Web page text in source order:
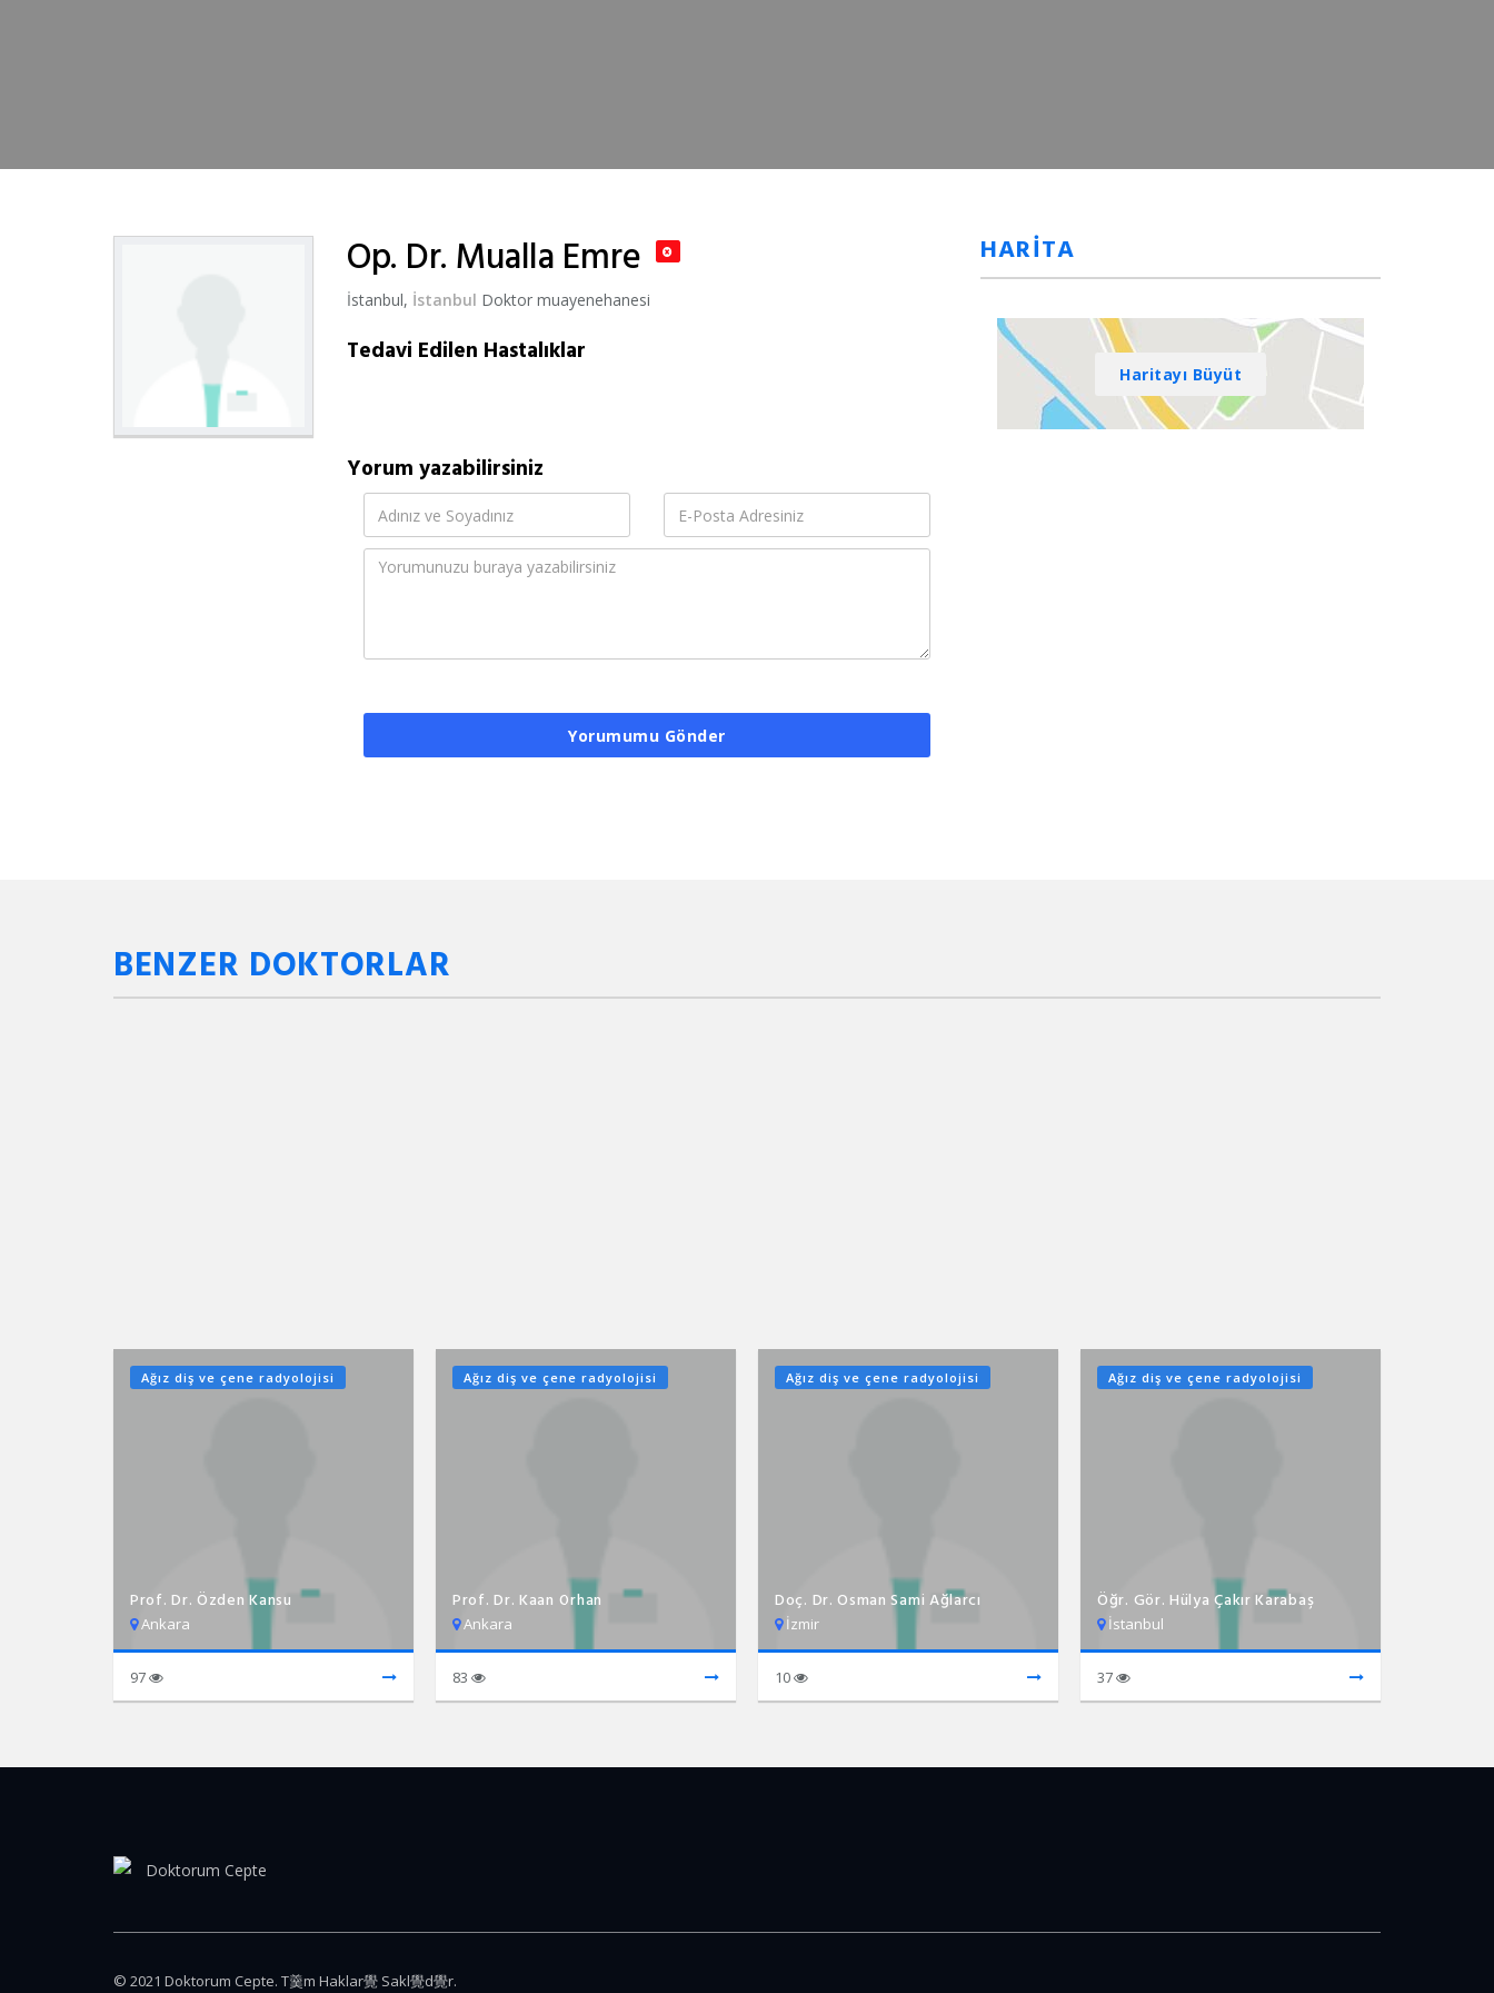
Op. Dr. Mualla Emre
İstanbul, İstanbul Doktor muayenehanesi
Tedavi Edilen Hastalıklar
Yorum yazabilirsiniz
Yorumumu Gönder
HARİTA
Haritayı Büyüt
BENZER DOKTORLAR
Ağız diş ve çene radyolojisi
Prof. Dr. Özden Kansu
Ankara
97
Ağız diş ve çene radyolojisi
Prof. Dr. Kaan Orhan
Ankara
83
Ağız diş ve çene radyolojisi
Doç. Dr. Osman Sami Ağlarcı
İzmir
10
Ağız diş ve çene radyolojisi
Öğr. Gör. Hülya Çakır Karabaş
İstanbul
37
© 2021 Doktorum Cepte. T羹m Haklar覺 Sakl覺d覺r.